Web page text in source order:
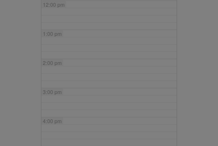
12:00 pm
1:00 pm
2:00 pm
3:00 pm
4:00 pm